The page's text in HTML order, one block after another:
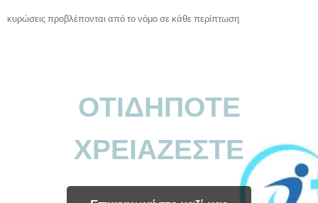
κυρώσεις προβλέπονται από το νόμο σε κάθε περίπτωση
ΟΤΙΔΗΠΟΤΕ
ΧΡΕΙΑΖΕΣΤΕ